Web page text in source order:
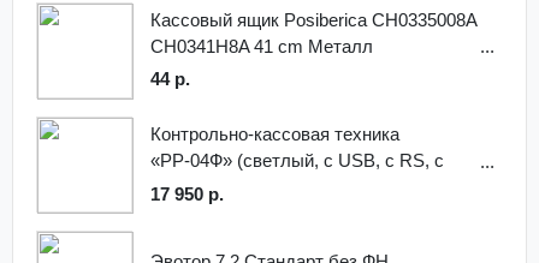
Кассовый ящик Posiberica CH0335008A
CH0341H8A 41 cm Металл
44 р.
Контрольно-кассовая техника
«РР-04Ф» (светлый, с USB, с RS, с
ФН)
17 950 р.